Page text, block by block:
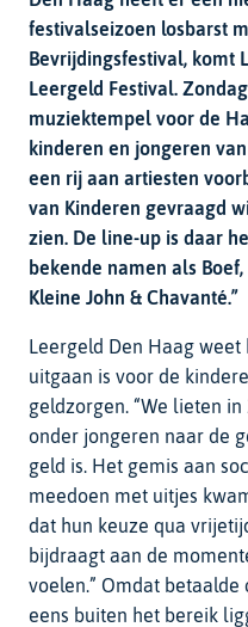
festivalseizoen losbarst
Bevrijdingsfestival, komt
Leergeld Festival.
muziektempel voor de
kinderen en jongeren
een rij aan artiesten
van Kinderen gevraagd
zien. De line-up is daar
bekende namen als
Kleine John & Chavanté.”
Leergeld Den Haag
uitgaan is voor de
geldzorgen. “We lieten
onder jongeren naar de
geld is. Het gemis aan
meedoen met uitjes
dat hun keuze qua
bijdraagt aan de
voelen.” Omdat
eens buiten het bereik